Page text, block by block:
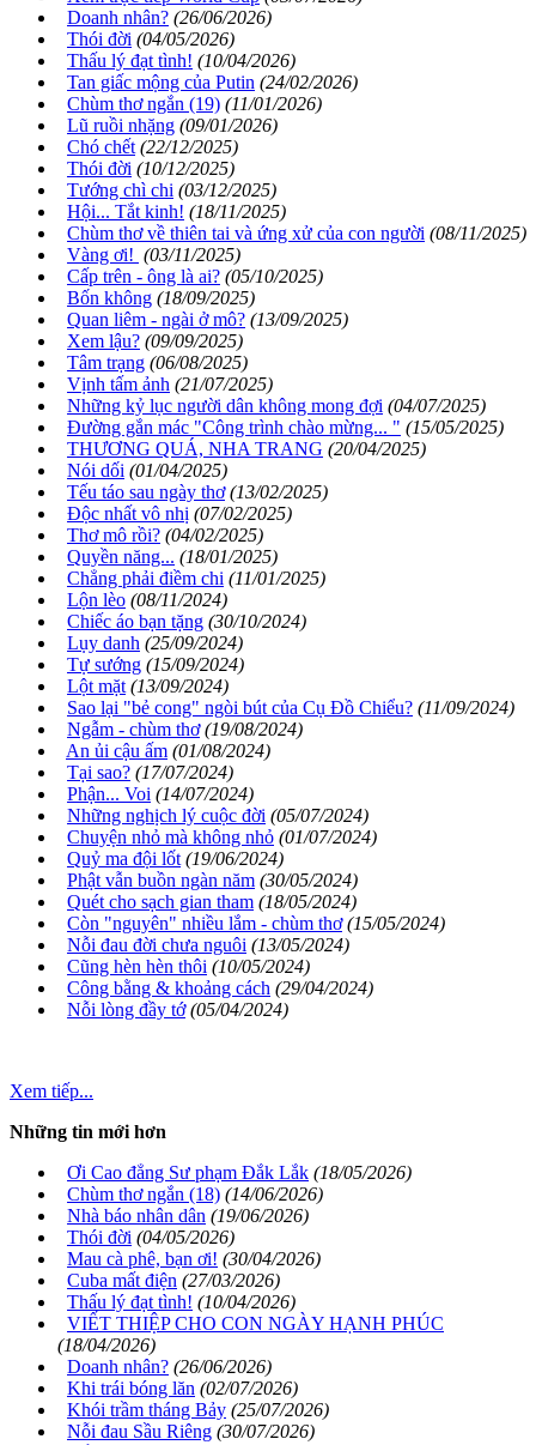
Doanh nhân? (26/06/2026)
Thói đời (04/05/2026)
Thấu lý đạt tình! (10/04/2026)
Tan giấc mộng của Putin (24/02/2026)
Chùm thơ ngắn (19) (11/01/2026)
Lũ ruồi nhặng (09/01/2026)
Chó chết (22/12/2025)
Thói đời (10/12/2025)
Tướng chì chi (03/12/2025)
Hội... Tắt kinh! (18/11/2025)
Chùm thơ về thiên tai và ứng xử của con người (08/11/2025)
Vàng ơi! (03/11/2025)
Cấp trên - ông là ai? (05/10/2025)
Bốn không (18/09/2025)
Quan liêm - ngài ở mô? (13/09/2025)
Xem lậu? (09/09/2025)
Tâm trạng (06/08/2025)
Vịnh tấm ảnh (21/07/2025)
Những kỷ lục người dân không mong đợi (04/07/2025)
Đường gắn mác "Công trình chào mừng... " (15/05/2025)
THƯƠNG QUÁ, NHA TRANG (20/04/2025)
Nói dối (01/04/2025)
Tếu táo sau ngày thơ (13/02/2025)
Độc nhất vô nhị (07/02/2025)
Thơ mô rồi? (04/02/2025)
Quyền năng... (18/01/2025)
Chẳng phải điềm chi (11/01/2025)
Lộn lèo (08/11/2024)
Chiếc áo bạn tặng (30/10/2024)
Lụy danh (25/09/2024)
Tự sướng (15/09/2024)
Lột mặt (13/09/2024)
Sao lại "bẻ cong" ngòi bút của Cụ Đồ Chiểu? (11/09/2024)
Ngẫm - chùm thơ (19/08/2024)
An ủi cậu ấm (01/08/2024)
Tại sao? (17/07/2024)
Phận... Voi (14/07/2024)
Những nghịch lý cuộc đời (05/07/2024)
Chuyện nhỏ mà không nhỏ (01/07/2024)
Quỷ ma đội lốt (19/06/2024)
Phật vẫn buồn ngàn năm (30/05/2024)
Quét cho sạch gian tham (18/05/2024)
Còn "nguyên" nhiều lắm - chùm thơ (15/05/2024)
Nỗi đau đời chưa nguôi (13/05/2024)
Cũng hèn hèn thôi (10/05/2024)
Công bằng & khoảng cách (29/04/2024)
Nỗi lòng đầy tớ (05/04/2024)
Xem tiếp...
Những tin mới hơn
Ơi Cao đẳng Sư phạm Đắk Lắk (18/05/2026)
Chùm thơ ngắn (18) (14/06/2026)
Nhà báo nhân dân (19/06/2026)
Thói đời (04/05/2026)
Mau cà phê, bạn ơi! (30/04/2026)
Cuba mất điện (27/03/2026)
Thấu lý đạt tình! (10/04/2026)
VIẾT THIỆP CHO CON NGÀY HẠNH PHÚC
(18/04/2026)
Doanh nhân? (26/06/2026)
Khi trái bóng lăn (02/07/2026)
Khói trầm tháng Bảy (25/07/2026)
Nỗi đau Sầu Riêng (30/07/2026)